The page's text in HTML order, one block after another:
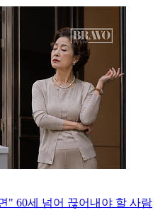
" 60세 넘어 끊어내야 할 사람